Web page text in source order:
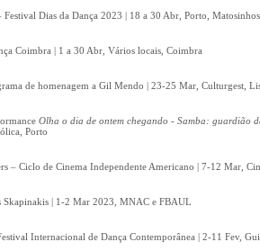
Festival Dias da Dança 2023 | 18 a 30 Abr, Porto,
Coimbra | 1 a 30 Abr, Vários locais, Coimbra
de homenagem a Gil Mendo | 23-25 Mar, Culturgest,
Olha o dia de ontem chegando - Samba: guardião
Porto
– Ciclo de Cinema Independente Americano | 7-12 Mar,
Skapinakis | 1-2 Mar 2023, MNAC e FBAUL
Internacional de Dança Contemporânea | 2-11 Fev,